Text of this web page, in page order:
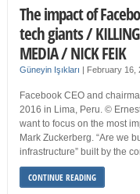
The impact of
tech giants /
MEDIA / NICK FEIK
Güneyin Işıkları | February 16,
Facebook CEO and
2016 in Lima, Peru. ©
want to focus on the most
Mark Zuckerberg. “Are we
infrastructure” built by the
CONTINUE READING